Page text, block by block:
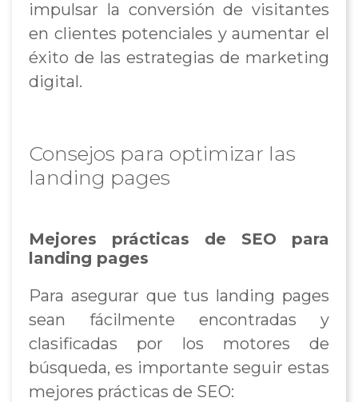
impulsar la conversión de visitantes
en clientes potenciales y aumentar el
éxito de las estrategias de marketing
digital.
Consejos para optimizar las
landing pages
Mejores prácticas de SEO para
landing pages
Para asegurar que tus landing pages
sean fácilmente encontradas y
clasificadas por los motores de
búsqueda, es importante seguir estas
mejores prácticas de SEO: